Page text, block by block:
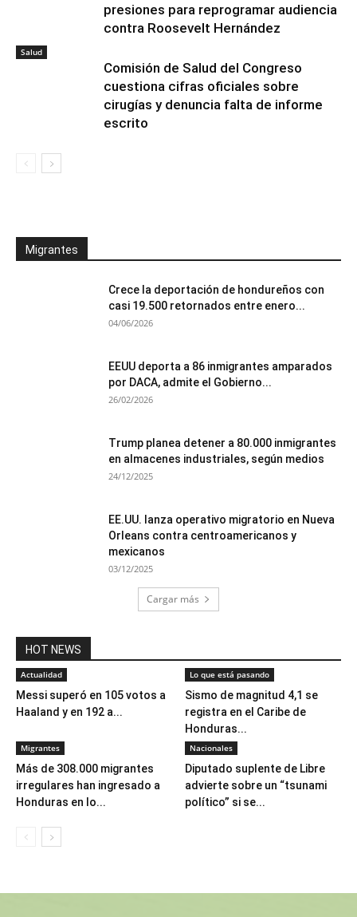
presiones para reprogramar audiencia
contra Roosevelt Hernández
Salud
Comisión de Salud del Congreso
cuestiona cifras oficiales sobre
cirugías y denuncia falta de informe
escrito
Migrantes
Crece la deportación de hondureños con
casi 19.500 retornados entre enero...
04/06/2026
EEUU deporta a 86 inmigrantes amparados
por DACA, admite el Gobierno...
26/02/2026
Trump planea detener a 80.000 inmigrantes
en almacenes industriales, según medios
24/12/2025
EE.UU. lanza operativo migratorio en Nueva
Orleans contra centroamericanos y
mexicanos
03/12/2025
Cargar más
HOT NEWS
Actualidad
Messi superó en 105 votos a
Haaland y en 192 a...
Lo que está pasando
Sismo de magnitud 4,1 se
registra en el Caribe de
Honduras...
Migrantes
Más de 308.000 migrantes
irregulares han ingresado a
Honduras en lo...
Nacionales
Diputado suplente de Libre
advierte sobre un “tsunami
político” si se...